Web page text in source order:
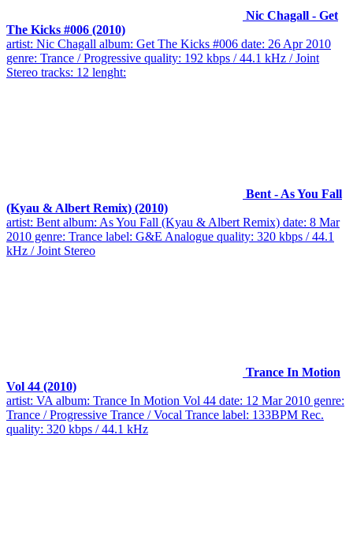
Nic Chagall - Get
The Kicks #006 (2010)
artist: Nic Chagall album: Get The Kicks #006 date: 26 Apr 2010
genre: Trance / Progressive quality: 192 kbps / 44.1 kHz / Joint
Stereo tracks: 12 lenght:
Bent - As You Fall
(Kyau & Albert Remix) (2010)
artist: Bent album: As You Fall (Kyau & Albert Remix) date: 8 Mar
2010 genre: Trance label: G&E Analogue quality: 320 kbps / 44.1
kHz / Joint Stereo
Trance In Motion
Vol 44 (2010)
artist: VA album: Trance In Motion Vol 44 date: 12 Mar 2010 genre:
Trance / Progressive Trance / Vocal Trance label: 133BPM Rec.
quality: 320 kbps / 44.1 kHz